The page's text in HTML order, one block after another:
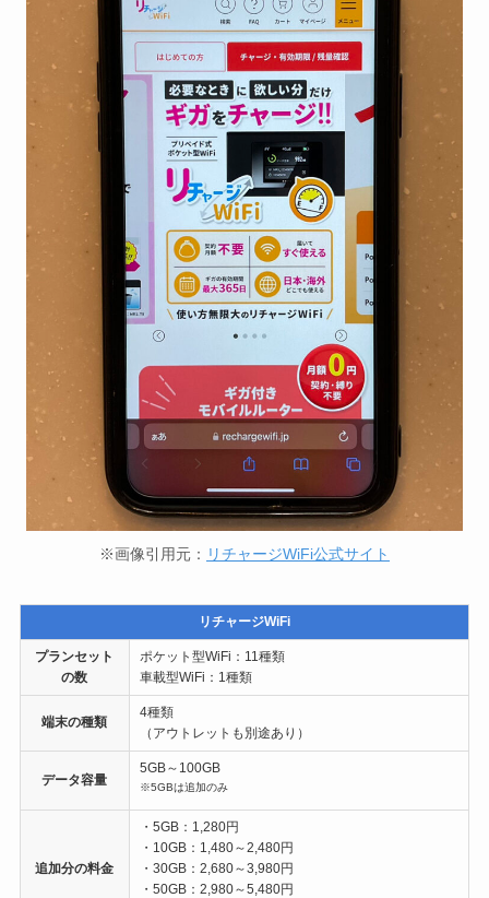
※画像引用元： リチャージWiFi公式サイト
リチャージWiFi
プランセット
の数
ポケット型WiFi：11種類
車載型WiFi：1種類
端末の種類
4種類
（アウトレットも別途あり）
データ容量
5GB～100GB
※5GBは追加のみ
追加分の料金
・5GB：1,280円
・10GB：1,480～2,480円
・30GB：2,680～3,980円
・50GB：2,980～5,480円